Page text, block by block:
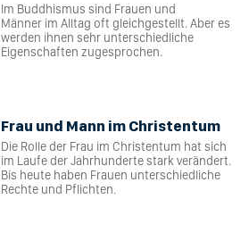
Im Buddhismus sind Frauen und
Männer im Alltag oft gleichgestellt. Aber es
werden ihnen sehr unterschiedliche
Eigenschaften zugesprochen.
Frau und Mann im Christentum
Die Rolle der Frau im Christentum hat sich
im Laufe der Jahrhunderte stark verändert.
Bis heute haben Frauen unterschiedliche
Rechte und Pflichten.